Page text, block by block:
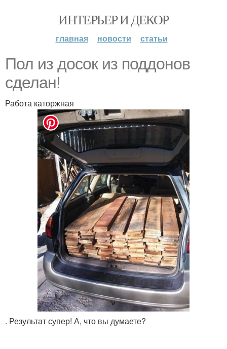
ИНТЕРЬЕР И ДЕКОР
главная новости статьи
Пол из досок из поддонов
сделан!
Работа каторжная
. Результат супер! А, что вы думаете?